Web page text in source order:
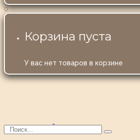
0
Корзина пуста
У вас нет товаров в корзине